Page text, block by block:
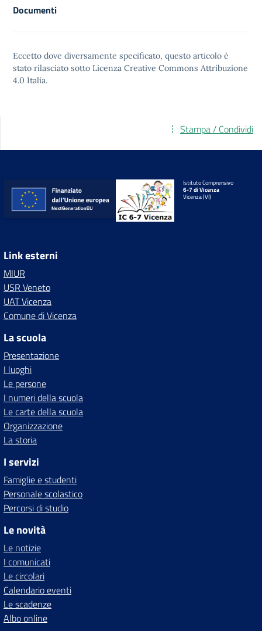
Documenti
Eccetto dove diversamente specificato, questo articolo è
stato rilasciato sotto Licenza Creative Commons Attribuzione
4.0 Italia.
Stampa / Condividi
Istituto Comprensivo
6-7 di Vicenza
Vicenza (VI)
Link esterni
MIUR
USR Veneto
UAT Vicenza
Comune di Vicenza
La scuola
Presentazione
I luoghi
Le persone
I numeri della scuola
Le carte della scuola
Organizzazione
La storia
I servizi
Famiglie e studenti
Personale scolastico
Percorsi di studio
Le novità
Le notizie
I comunicati
Le circolari
Calendario eventi
Le scadenze
Albo online